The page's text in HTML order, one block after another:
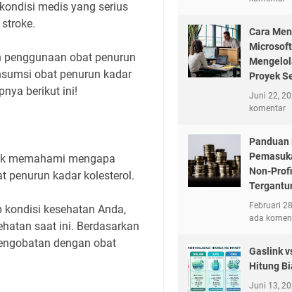
medis yang serius
obat penurun
obat penurun kadar
berikut ini!
memahami mengapa
penurun kadar kolesterol.
kesehatan Anda,
saat ini. Berdasarkan
dengan obat
Cara
Proyek
Juni 22,
komentar
Non-
Februari
ada
Gaslink
Hitung
Juni 13,